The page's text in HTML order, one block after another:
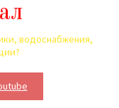
водоснабжения,